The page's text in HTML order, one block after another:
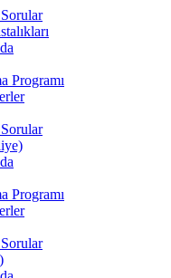
Programı
Programı